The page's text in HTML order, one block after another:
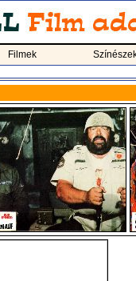
Filmek